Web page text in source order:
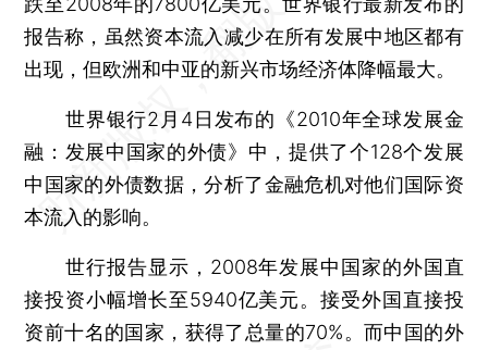
报告称，虽然资本流入减少在所有发展中地区都有
出现，但欧洲和中亚的新兴市场经济体降幅最大。
世界银行2月4日发布的《2010年全球发展金
融：发展中国家的外债》中，提供了个128个发展
中国家的外债数据，分析了金融危机对他们国际资
本流入的影响。
世行报告显示，2008年发展中国家的外国直
接投资小幅增长至5940亿美元。接受外国直接投
资前十名的国家，获得了总量的70%。而中国的外